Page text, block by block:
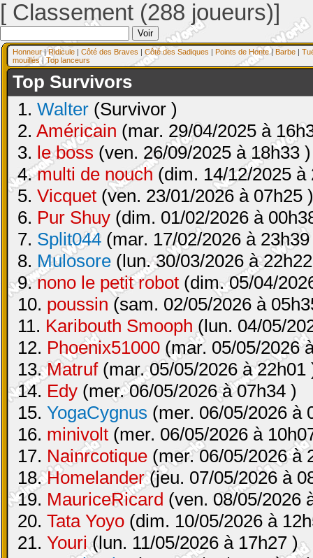
[ Classement (288 joueurs)]
Honneur|Ridicule | Côté des Braves | Côté des Sadiques | Points de Honte| Barbe |
mouillés| Top lanceurs
Top Survivors
1. Walter (Survivor )
2. Américain (mar. 29/04/2025 à
3. le boss (ven. 26/09/2025 à 18h33 )
4.multi de nouch(dim. 14/12/2025 à
5. Vicquet (ven. 23/01/2026 à 07h25 )
6. Pur Shuy (dim. 01/02/2026 à
7. Split044 (mar. 17/02/2026 à
8. Mulosore (lun. 30/03/2026 à
9.nono le petit robot (dim. 05/04/
10. poussin (sam. 02/05/2026 à
11. Karibouth Smooph (lun. 04/05/
12. Phoenix51000 (mar. 05/05/2026
13.Matruf(mar. 05/05/2026 à 22h01
14. Edy (mer. 06/05/2026 à 07h34 )
15. YogaCygnus (mer. 06/05/2026 à
16. minivolt (mer. 06/05/2026 à
17. Nainrcotique (mer. 06/05/2026 à
18.Homelander(jeu. 07/05/2026 à
19. MauriceRicard (ven. 08/05/2026
20. Tata Yoyo (dim. 10/05/2026 à
21. Youri(lun. 11/05/2026 à 17h27 )